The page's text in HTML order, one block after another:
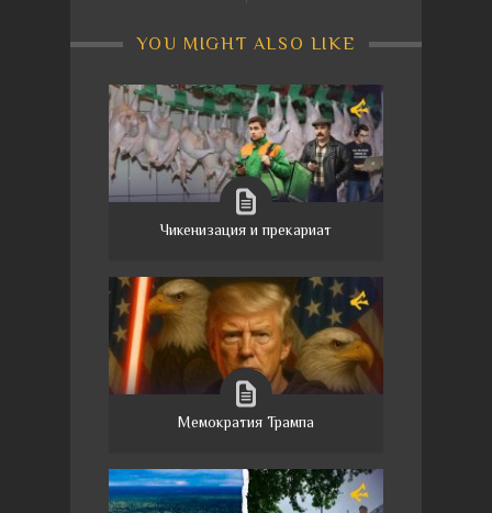
YOU MIGHT ALSO LIKE
Чикенизация и прекариат
Мемократия Трампа